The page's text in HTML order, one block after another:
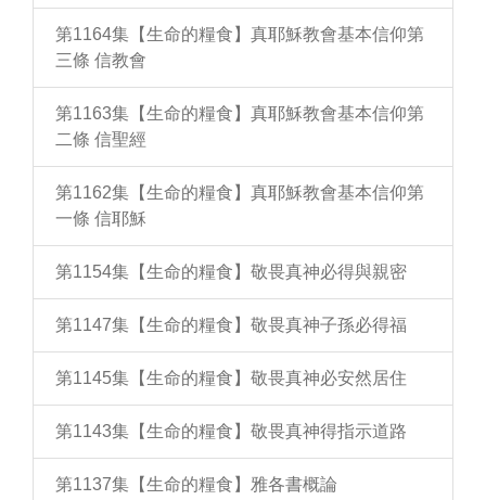
第1164集【生命的糧食】真耶穌教會基本信仰第
三條 信教會
第1163集【生命的糧食】真耶穌教會基本信仰第
二條 信聖經
第1162集【生命的糧食】真耶穌教會基本信仰第
一條 信耶穌
第1154集【生命的糧食】敬畏真神必得與親密
第1147集【生命的糧食】敬畏真神子孫必得福
第1145集【生命的糧食】敬畏真神必安然居住
第1143集【生命的糧食】敬畏真神得指示道路
第1137集【生命的糧食】雅各書概論